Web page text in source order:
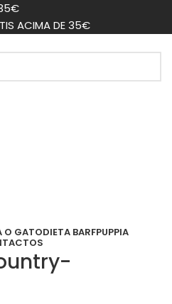
ACIMA DE 35€
O GATODIETA BARFPUPPIA